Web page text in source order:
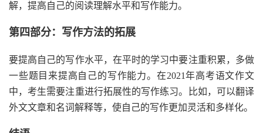
解，提高自己的阅读理解水平和写作能力。
第四部分：写作方法的拓展
要提高自己的写作水平，在平时的学习中要注重积累，多做
一些题目来提高自己的写作能力。在2021年高考语文作文
中，考生需要注重进行拓展性的写作练习。比如，可以翻译
外文文章和名词解释等，使自己的写作更加灵活和多样化。